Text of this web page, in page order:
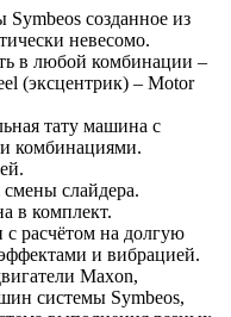
созданное из
невесомо.
в любой комбинации –
(эксцентрик) – Motor
тату машина с
комбинациями.
слайдера.
в комплект.
расчётом на долгую
и вибрацией.
Maxon,
системы Symbeos,